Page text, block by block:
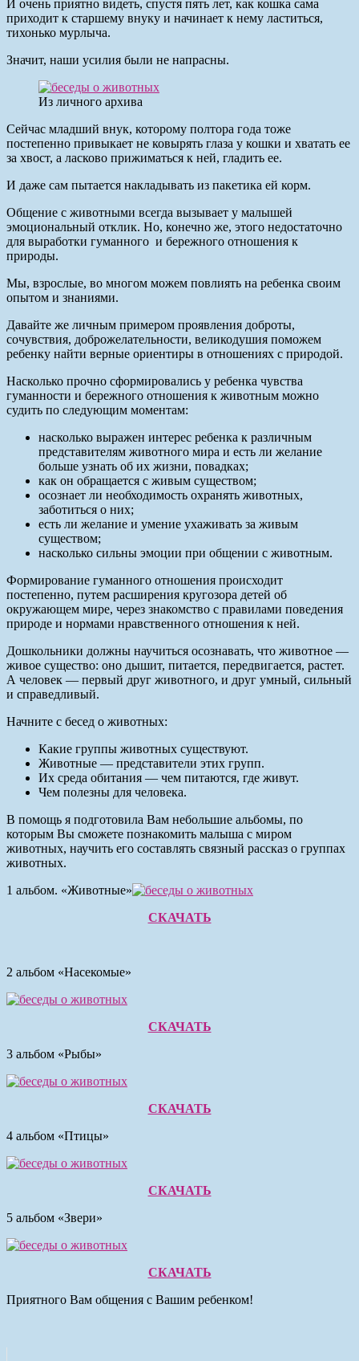
И очень приятно видеть, спустя пять лет, как кошка сама
приходит к старшему внуку и начинает к нему ластиться,
тихонько мурлыча.
Значит, наши усилия были не напрасны.
Из личного архива
Сейчас младший внук, которому полтора года тоже
постепенно привыкает не ковырять глаза у кошки и хватать ее
за хвост, а ласково прижиматься к ней, гладить ее.
И даже сам пытается накладывать из пакетика ей корм.
Общение с животными всегда вызывает у малышей
эмоциональный отклик. Но, конечно же, этого недостаточно
для выработки гуманного и бережного отношения к
природы.
Мы, взрослые, во многом можем повлиять на ребенка своим
опытом и знаниями.
Давайте же личным примером проявления доброты,
сочувствия, доброжелательности, великодушия поможем
ребенку найти верные ориентиры в отношениях с природой.
Насколько прочно сформировались у ребенка чувства
гуманности и бережного отношения к животным можно
судить по сле­дующим моментам:
насколько выражен интерес ребенка к различным
представителям животного мира и есть ли жела­ние
больше узнать об их жизни, повадках;
как он обращается с живым существом;
осознает ли необходимость охранять животных,
заботиться о них;
есть ли желание и умение ухаживать за живым
существом;
насколько сильны эмоции при общении с животным.
Формирование гуманного отношения происходит
постепенно, путем расширения кругозора детей об
окружающем мире, через знакомство с правилами поведения
природе и нормами нравственного отно­шения к ней.
Дошкольники должны научиться осознавать, что животное —
живое существо: оно дышит, питается, передвига­ется, растет.
А человек — первый друг животного, и друг умный, сильный
и справед­ливый.
Начните с бесед о животных:
Какие группы животных существуют.
Животные — представители этих групп.
Их среда обитания — чем питаются, где живут.
Чем полезны для человека.
В помощь я подготовила Вам небольшие альбомы, по
которым Вы сможете познакомить малыша с миром
животных, научить его составлять связный рассказ о группах
животных.
1 альбом. «Животные»
СКАЧАТЬ
2 альбом «Насекомые»
СКАЧАТЬ
3 альбом «Рыбы»
СКАЧАТЬ
4 альбом «Птицы»
СКАЧАТЬ
5 альбом «Звери»
СКАЧАТЬ
Приятного Вам общения с Вашим ребенком!